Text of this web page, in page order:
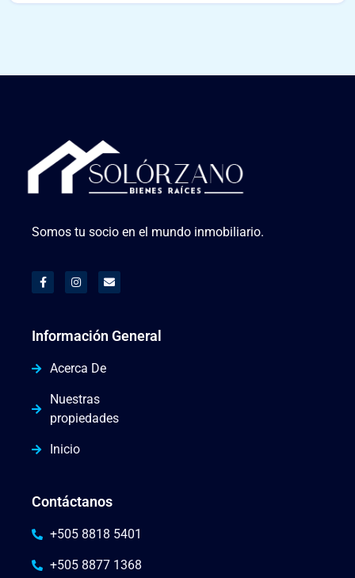
Somos tu socio en el mundo inmobiliario.
Información General
Acerca De
Nuestras
propiedades
Inicio
Contáctanos
+505 8818 5401
+505 8877 1368